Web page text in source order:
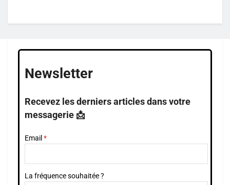
Newsletter
Recevez les derniers articles dans votre
messagerie 📩
Email
La fréquence souhaitée ?